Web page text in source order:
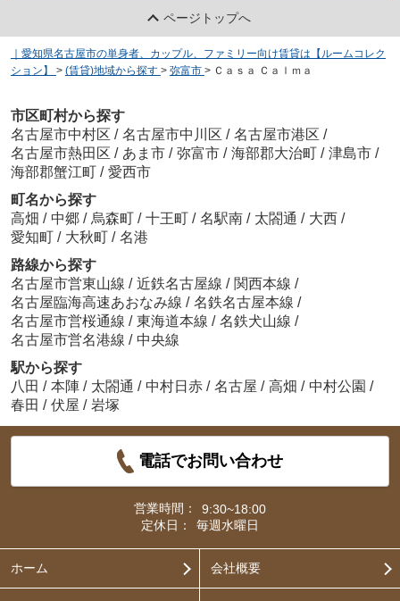
ページトップへ
｜愛知県名古屋市の単身者、カップル、ファミリー向け賃貸は【ルームコレク
ション】
> (賃貸)地域から探す > 弥富市 > Ｃａｓａ Ｃａｌｍａ
市区町村から探す
名古屋市中村区 / 名古屋市中川区 / 名古屋市港区 /
名古屋市熱田区 / あま市 / 弥富市 / 海部郡大治町 / 津島市 /
海部郡蟹江町 / 愛西市
町名から探す
高畑 / 中郷 / 烏森町 / 十王町 / 名駅南 / 太閤通 / 大西 /
愛知町 / 大秋町 / 名港
路線から探す
名古屋市営東山線 / 近鉄名古屋線 / 関西本線 /
名古屋臨海高速あおなみ線 / 名鉄名古屋本線 /
名古屋市営桜通線 / 東海道本線 / 名鉄犬山線 /
名古屋市営名港線 / 中央線
駅から探す
八田 / 本陣 / 太閤通 / 中村日赤 / 名古屋 / 高畑 / 中村公園 /
春田 / 伏屋 / 岩塚
電話でお問い合わせ
営業時間：
9:30~18:00
定休日：
毎週水曜日
ホーム 会社概要